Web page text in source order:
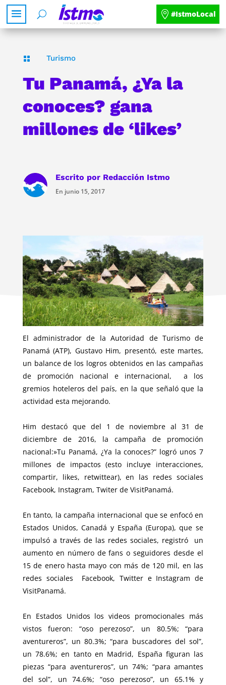
#IstmoLocal
 Turismo
Tu Panamá, ¿Ya la
conoces? gana
millones de ‘likes’
Escrito por Redacción Istmo
En junio 15, 2017
El administrador de la Autoridad de Turismo de
Panamá (ATP), Gustavo Him, presentó, este martes,
un balance de los logros obtenidos en las campañas
de promoción nacional e internacional, a los
gremios hoteleros del país, en la que señaló que la
actividad esta mejorando.
Him destacó que del 1 de noviembre al 31 de
diciembre de 2016, la campaña de promoción
nacional:»Tu Panamá, ¿Ya la conoces?” logró unos 7
millones de impactos (esto incluye interacciones,
compartir, likes, retwittear), en las redes sociales
Facebook, Instagram, Twiter de VisitPanamá.
En tanto, la campaña internacional que se enfocó en
Estados Unidos, Canadá y España (Europa), que se
impulsó a través de las redes sociales, registró un
aumento en número de fans o seguidores desde el
15 de enero hasta mayo con más de 120 mil, en las
redes sociales Facebook, Twitter e Instagram de
VisitPanamá.
En Estados Unidos los videos promocionales más
vistos fueron: “oso perezoso”, un 80.5%; “para
aventureros”, un 80.3%; “para buscadores del sol”,
un 78.6%; en tanto en Madrid, España figuran las
piezas “para aventureros”, un 74%; “para amantes
del sol”, un 74.6%; “oso perezoso”, un 65.1% y